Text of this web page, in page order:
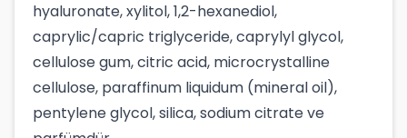
hyaluronate, xylitol, 1,2-hexanediol,
caprylic/capric triglyceride, caprylyl glycol,
cellulose gum, citric acid, microcrystalline
cellulose, paraffinum liquidum (mineral oil),
pentylene glycol, silica, sodium citrate ve